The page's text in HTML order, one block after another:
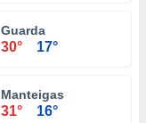
Guarda
30° 17°
Manteigas
31° 16°